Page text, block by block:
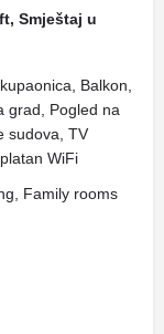
Smještaj u
Balkon,
grad, Pogled na
sudova, TV
WiFi
Family rooms